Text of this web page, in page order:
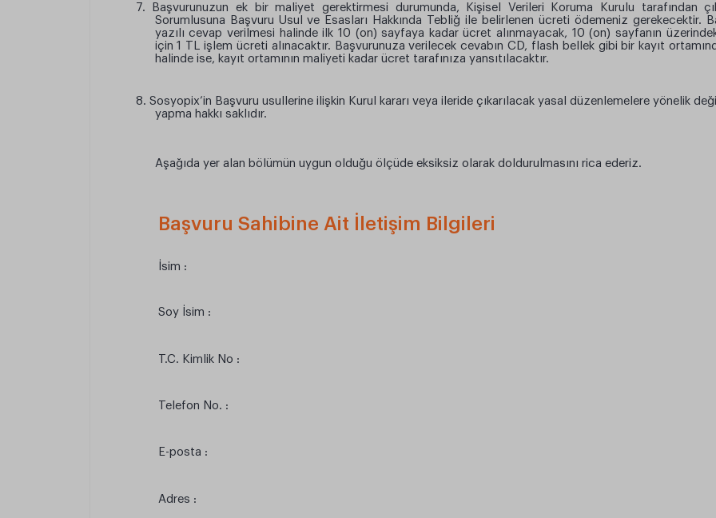
7. Başvurunuzun ek bir maliyet gerektirmesi durumunda, Kişisel Verileri Koruma Kurulu tarafından
Sorumlusuna Başvuru Usul ve Esasları Hakkında Tebliğ ile belirlenen ücreti ödemeniz gerekecektir.
yazılı cevap verilmesi halinde ilk 10 (on) sayfaya kadar ücret alınmayacak, 10 (on) sayfanın
için 1 TL işlem ücreti alınacaktır. Başvurunuza verilecek cevabın CD, flash bellek gibi bir kayıt
halinde ise, kayıt ortamının maliyeti kadar ücret tarafınıza yansıtılacaktır.
8. Sosyopix’in Başvuru usullerine ilişkin Kurul kararı veya ileride çıkarılacak yasal düzenlemelere yönelik
yapma hakkı saklıdır.
Aşağıda yer alan bölümün uygun olduğu ölçüde eksiksiz olarak doldurulmasını rica ederiz.
Başvuru Sahibine Ait İletişim Bilgileri
İsim :
Soy İsim :
T.C. Kimlik No :
Telefon No. :
E-posta :
Adres :